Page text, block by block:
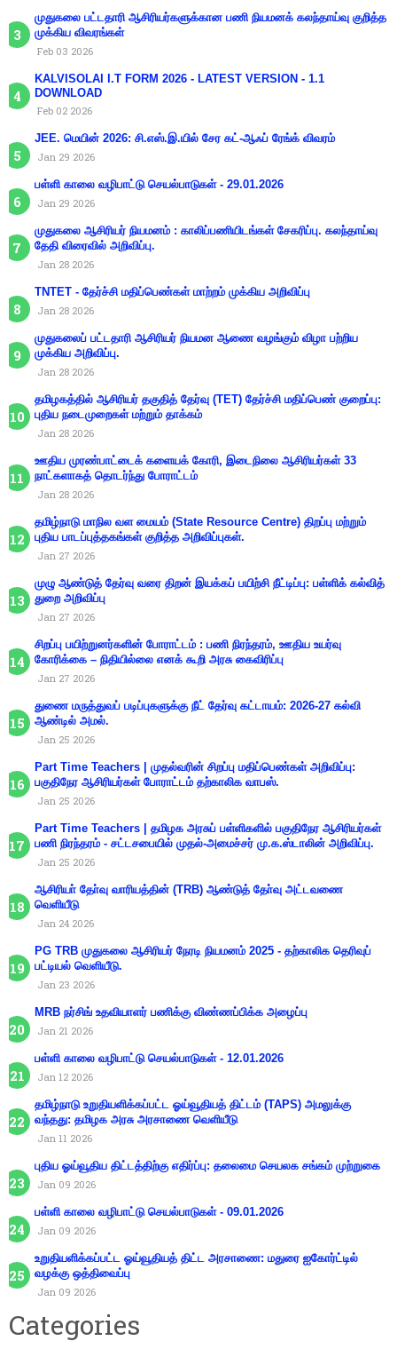
முதுகலை பட்டதாரி ஆசிரியர்களுக்கான பணி நியமனக் கலந்தாய்வு குறித்த
முக்கிய விவரங்கள்
Feb 03 2026
KALVISOLAI I.T FORM 2026 - LATEST VERSION - 1.1
DOWNLOAD
Feb 02 2026
JEE. மெயின் 2026: சி.எஸ்.இ.யில் சேர கட்-ஆஃப் ரேங்க் விவரம்
Jan 29 2026
பள்ளி காலை வழிபாட்டு செயல்பாடுகள் - 29.01.2026
Jan 29 2026
முதுகலை ஆசிரியர் நியமனம் : காலிப்பணியிடங்கள் சேகரிப்பு. கலந்தாய்வு
தேதி விரைவில் அறிவிப்பு.
Jan 28 2026
TNTET - தேர்ச்சி மதிப்பெண்கள் மாற்றம் முக்கிய அறிவிப்பு
Jan 28 2026
முதுகலைப் பட்டதாரி ஆசிரியர் நியமன ஆணை வழங்கும் விழா பற்றிய
முக்கிய அறிவிப்பு.
Jan 28 2026
தமிழகத்தில் ஆசிரியர் தகுதித் தேர்வு (TET) தேர்ச்சி மதிப்பெண் குறைப்பு:
புதிய நடைமுறைகள் மற்றும் தாக்கம்
Jan 28 2026
ஊதிய முரண்பாட்டைக் களையக் கோரி, இடைநிலை ஆசிரியர்கள் 33
நாட்களாகத் தொடர்ந்து போராட்டம்
Jan 28 2026
தமிழ்நாடு மாநில வள மையம் (State Resource Centre) திறப்பு மற்றும்
புதிய பாடப்புத்தகங்கள் குறித்த அறிவிப்புகள்.
Jan 27 2026
முழு ஆண்டுத் தேர்வு வரை திறன் இயக்கப் பயிற்சி நீட்டிப்பு: பள்ளிக் கல்வித்
துறை அறிவிப்பு
Jan 27 2026
சிறப்பு பயிற்றுனர்களின் போராட்டம் : பணி நிரந்தரம், ஊதிய உயர்வு
கோரிக்கை – நிதியில்லை எனக் கூறி அரசு கைவிரிப்பு
Jan 27 2026
துணை மருத்துவப் படிப்புகளுக்கு நீட் தேர்வு கட்டாயம்: 2026-27 கல்வி
ஆண்டில் அமல்.
Jan 25 2026
Part Time Teachers | முதல்வரின் சிறப்பு மதிப்பெண்கள் அறிவிப்பு:
பகுதிநேர ஆசிரியர்கள் போராட்டம் தற்காலிக வாபஸ்.
Jan 25 2026
Part Time Teachers | தமிழக அரசுப் பள்ளிகளில் பகுதிநேர ஆசிரியர்கள்
பணி நிரந்தரம் - சட்டசபையில் முதல்-அமைச்சர் மு.க.ஸ்டாலின் அறிவிப்பு.
Jan 25 2026
ஆசிரியா் தோ்வு வாரியத்தின் (TRB) ஆண்டுத் தோ்வு அட்டவணை
வெளியீடு
Jan 24 2026
PG TRB முதுகலை ஆசிரியர் நேரடி நியமனம் 2025 - தற்காலிக தெரிவுப்
பட்டியல் வெளியீடு.
Jan 23 2026
MRB நர்சிங் உதவியாளர் பணிக்கு விண்ணப்பிக்க அழைப்பு
Jan 21 2026
பள்ளி காலை வழிபாட்டு செயல்பாடுகள் - 12.01.2026
Jan 12 2026
தமிழ்நாடு உறுதியளிக்கப்பட்ட ஓய்வூதியத் திட்டம் (TAPS) அமலுக்கு
வந்தது: தமிழக அரசு அரசாணை வெளியீடு
Jan 11 2026
புதிய ஓய்வூதிய திட்டத்திற்கு எதிர்ப்பு: தலைமை செயலக சங்கம் முற்றுகை
Jan 09 2026
பள்ளி காலை வழிபாட்டு செயல்பாடுகள் - 09.01.2026
Jan 09 2026
உறுதியளிக்கப்பட்ட ஓய்வூதியத் திட்ட அரசாணை: மதுரை ஐகோர்ட்டில்
வழக்கு ஒத்திவைப்பு
Jan 09 2026
Categories